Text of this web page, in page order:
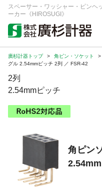
スペーサー・ワッシャー・ピンヘ
ーカー《HIROSUGI》
キーワード 品番/シリーズ
商品カテゴリから探す
ジャンルから探す
シリーズから探す
注文・見積りについて
ご利用ガイド
廣杉計器トップ > 角ピン・ソケット >
グル 2.54mmピッチ 2列 ／ FSR-42
2列
2.54mmピッチ
角ピン